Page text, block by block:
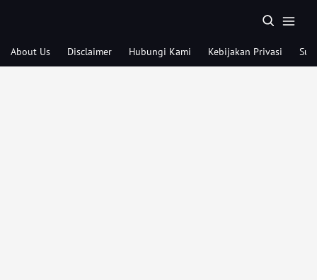
About Us Disclaimer Hubungi Kami Kebijakan Privasi